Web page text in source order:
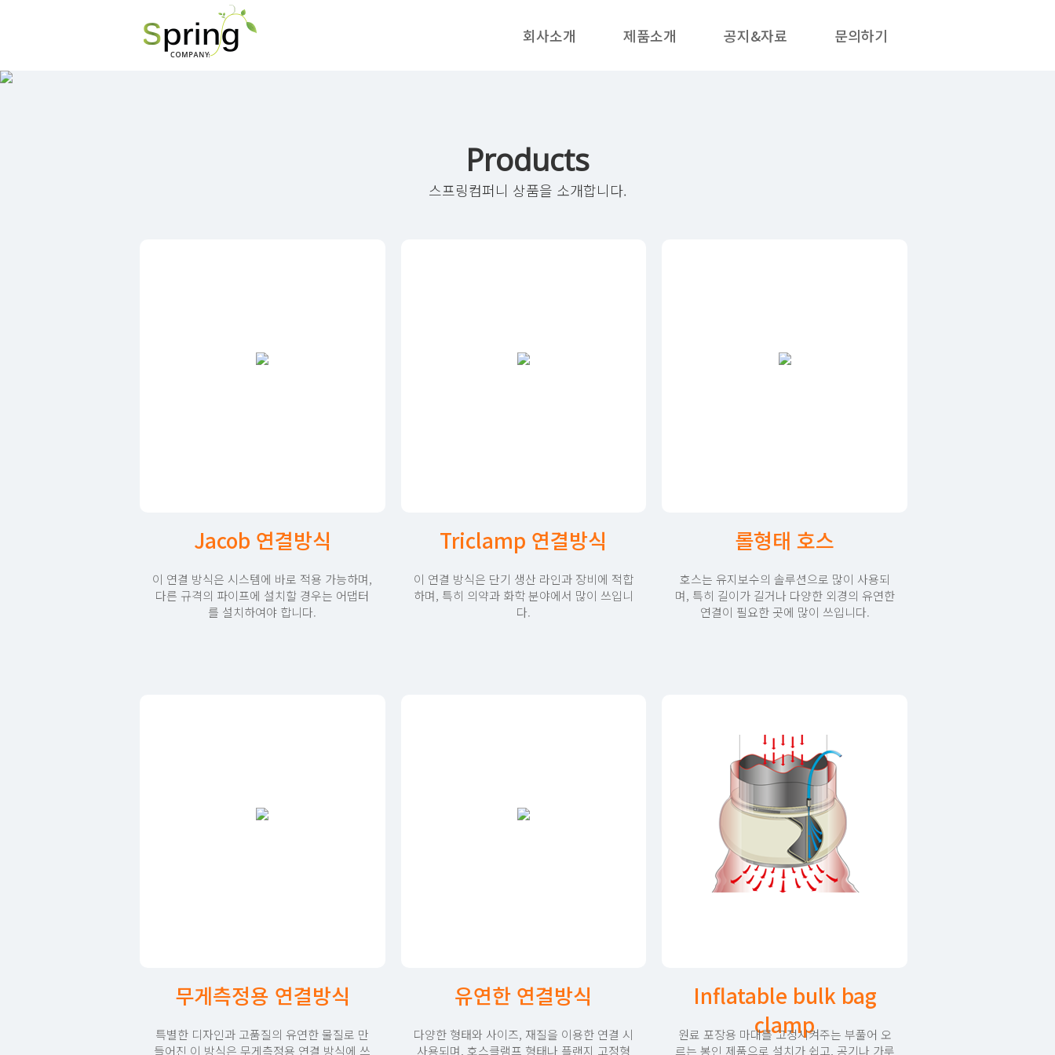
회사소개 제품소개 공지&자료 문의하기
Products
스프링컴퍼니 상품을 소개합니다.
Jacob 연결방식
이 연결 방식은 시스템에 바로 적용 가능하며,
다른 규격의 파이프에 설치할 경우는 어댑터
를 설치하여야 합니다.
Triclamp 연결방식
이 연결 방식은 단기 생산 라인과 장비에 적합
하며, 특히 의약과 화학 분야에서 많이 쓰입니
다.
롤형태 호스
호스는 유지보수의 솔루션으로 많이 사용되
며, 특히 길이가 길거나 다양한 외경의 유연한
연결이 필요한 곳에 많이 쓰입니다.
무게측정용 연결방식
특별한 디자인과 고품질의 유연한 물질로 만
들어진 이 방식은 무게측정용 연결 방식에 쓰
유연한 연결방식
다양한 형태와 사이즈, 재질을 이용한 연결 시
사용되며, 호스클램프 형태나 플랜지 고정형
Inflatable bulk bag
clamp
원료 포장용 마대를 고정시켜주는 부풀어 오
르는 봉인 제품으로 설치가 쉽고, 공기나 가루